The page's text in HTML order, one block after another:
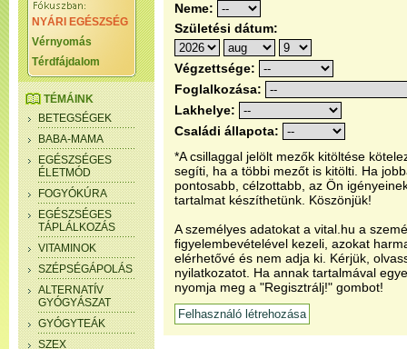
NYÁRI EGÉSZSÉG
Vérnyomás
Térdfájdalom
TÉMÁINK
BETEGSÉGEK
BABA-MAMA
EGÉSZSÉGES
ÉLETMÓD
FOGYÓKÚRA
EGÉSZSÉGES
TÁPLÁLKOZÁS
VITAMINOK
SZÉPSÉGÁPOLÁS
ALTERNATÍV
GYÓGYÁSZAT
GYÓGYTEÁK
SZEX
Neme:
Születési dátum:
Végzettsége:
Foglalkozása:
Lakhelye:
Családi állapota:
*A csillaggal jelölt mezők kitöltése
segíti, ha a többi mezőt is kitölti. Ha
pontosabb, célzottabb, az Ön
tartalmat készíthetünk. Köszönjük!
A személyes adatokat a vital.hu a
figyelembevételével kezeli, azokat
elérhetővé és nem adja ki. Kérjük,
nyilatkozatot. Ha annak tartalmával
nyomja meg a "Regisztrálj!" gombot!